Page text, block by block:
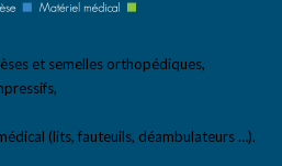
et semelles orthopédiques,
(lits, fauteuils, déambulateurs …).